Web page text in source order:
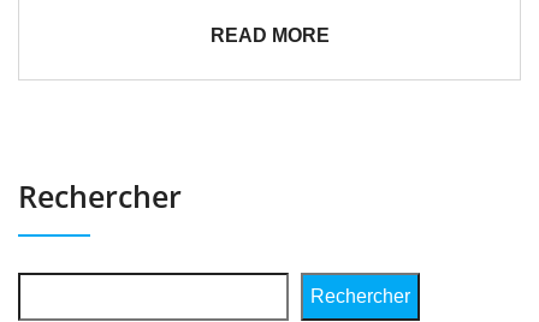
READ MORE
Rechercher
Rechercher